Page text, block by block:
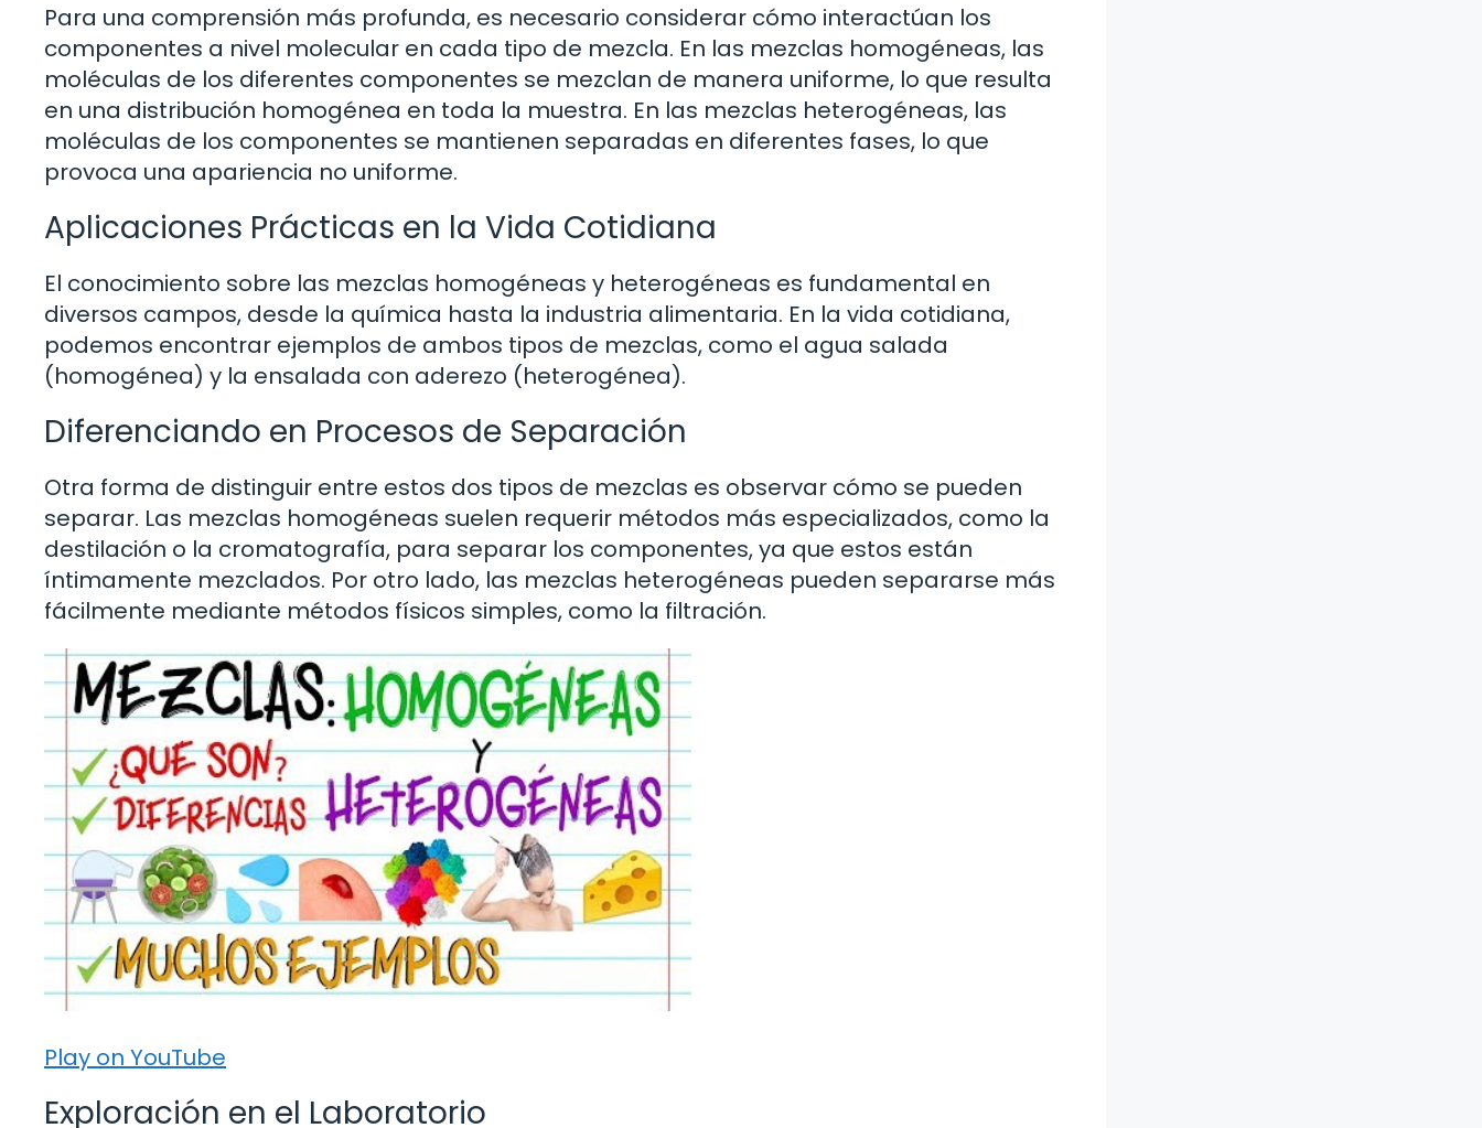
Para una comprensión más profunda, es necesario considerar cómo interactúan los
componentes a nivel molecular en cada tipo de mezcla. En las mezclas homogéneas, las
moléculas de los diferentes componentes se mezclan de manera uniforme, lo que resulta
en una distribución homogénea en toda la muestra. En las mezclas heterogéneas, las
moléculas de los componentes se mantienen separadas en diferentes fases, lo que
provoca una apariencia no uniforme.
Aplicaciones Prácticas en la Vida Cotidiana
El conocimiento sobre las mezclas homogéneas y heterogéneas es fundamental en
diversos campos, desde la química hasta la industria alimentaria. En la vida cotidiana,
podemos encontrar ejemplos de ambos tipos de mezclas, como el agua salada
(homogénea) y la ensalada con aderezo (heterogénea).
Diferenciando en Procesos de Separación
Otra forma de distinguir entre estos dos tipos de mezclas es observar cómo se pueden
separar. Las mezclas homogéneas suelen requerir métodos más especializados, como la
destilación o la cromatografía, para separar los componentes, ya que estos están
íntimamente mezclados. Por otro lado, las mezclas heterogéneas pueden separarse más
fácilmente mediante métodos físicos simples, como la filtración.
Play on YouTube
Exploración en el Laboratorio